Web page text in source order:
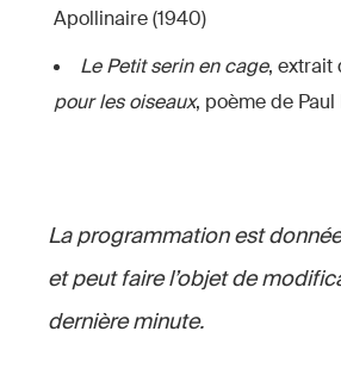
Apollinaire (1940)
Le Petit serin en cage, extrait
pour les oiseaux, poème de Paul
La programmation est
et peut faire l’objet de
dernière minute.